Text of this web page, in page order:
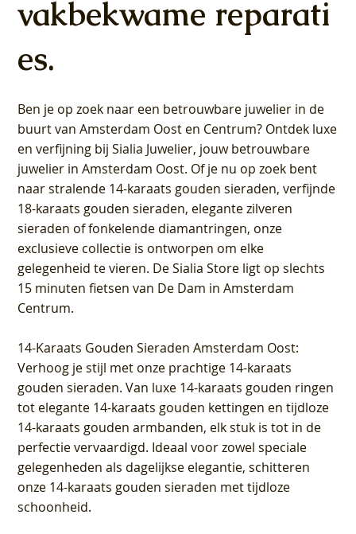
vakbekwame reparati
es.
Ben je op zoek naar een betrouwbare juwelier in de
buurt van Amsterdam Oost en Centrum? Ontdek luxe
en verfijning bij Sialia Juwelier, jouw betrouwbare
juwelier in Amsterdam Oost. Of je nu op zoek bent
naar stralende 14-karaats gouden sieraden, verfijnde
18-karaats gouden sieraden, elegante zilveren
sieraden of fonkelende diamantringen, onze
exclusieve collectie is ontworpen om elke
gelegenheid te vieren. De Sialia Store ligt op slechts
15 minuten fietsen van De Dam in Amsterdam
Centrum.
14-Karaats Gouden Sieraden Amsterdam Oost:
Verhoog je stijl met onze prachtige 14-karaats
gouden sieraden. Van luxe 14-karaats gouden ringen
tot elegante 14-karaats gouden kettingen en tijdloze
14-karaats gouden armbanden, elk stuk is tot in de
perfectie vervaardigd. Ideaal voor zowel speciale
gelegenheden als dagelijkse elegantie, schitteren
onze 14-karaats gouden sieraden met tijdloze
schoonheid.